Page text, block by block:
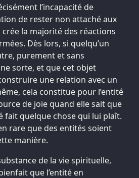
l’incapacité de
de rester non attaché aux
la majorité des réactions
Dès lors, si quelqu’un
purement et sans
sorte, et que cet objet
une relation avec un
cela constitue pour l’entité
de joie quand elle sait que
fait quelque chose qui lui plaît.
rare que des entités soient
manière.
de la vie spirituelle,
que l’entité en